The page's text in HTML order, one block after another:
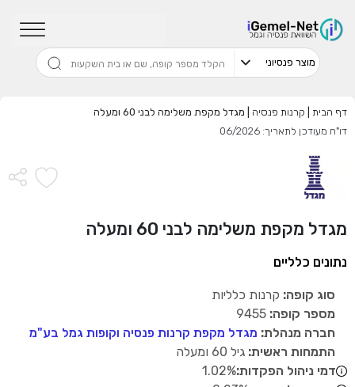
דף הבית קרנות פנסיה
מגדל מקפת משלימה לבני 60 ומעלה
דו"ח מעודכן לתאריך: 06/2026
מגדל מקפת משלימה לבני 60 ומעלה
נתונים כלליים
סוג קופה: קרנות כלליות
מספר קופה:
חברה מנהלת: מגדל מקפת קרנות פנסיה וקופות גמל בע"מ
התמחות ראשית: גיל 60 ומעלה
דמי ניהול הפקדות:1.02%
שדרגו למסלול המוביל בתשואה בליווי
מתכנן פיננסי (ללא עלות), השאירו פרטים:
התחל בבדיקה חינם
אני מאשר שקראתי ומסכים